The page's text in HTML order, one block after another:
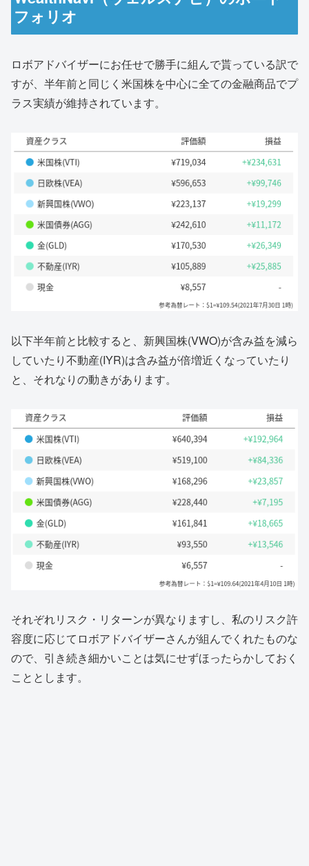
フォリオ
ロボアドバイザーにお任せで勝手に組んで貰っている訳で
すが、半年前と同じく米国株を中心に全ての金融商品でプ
ラス実績が維持されています。
以下半年前と比較すると、新興国株(VWO)が含み益を減ら
していたり不動産(IYR)は含み益が倍増近くなっていたり
と、それなりの動きがあります。
それぞれリスク・リターンが異なりますし、私のリスク許
容度に応じてロボアドバイザーさんが組んでくれたものな
ので、引き続き細かいことは気にせずほったらかしておく
こととします。